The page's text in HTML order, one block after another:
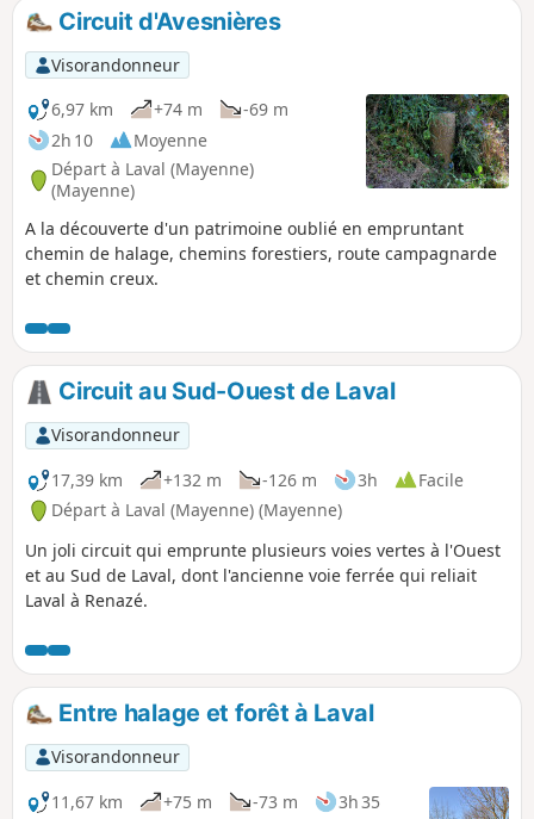
Circuit d'Avesnières
Visorandonneur
6,97 km
+74 m
-69 m
2h 10
Moyenne
Départ à Laval (Mayenne)
(Mayenne)
A la découverte d'un patrimoine oublié en empruntant
chemin de halage, chemins forestiers, route campagnarde
et chemin creux.
Circuit au Sud-Ouest de Laval
Visorandonneur
17,39 km
+132 m -126 m 3h
Facile
Départ à Laval (Mayenne) (Mayenne)
Un joli circuit qui emprunte plusieurs voies vertes à l'Ouest
et au Sud de Laval, dont l'ancienne voie ferrée qui reliait
Laval à Renazé.
Entre halage et forêt à Laval
Visorandonneur
11,67 km
+75 m -73 m
3h 35